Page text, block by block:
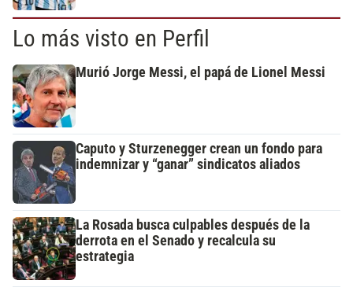
Lo más visto en Perfil
Murió Jorge Messi, el papá de Lionel Messi
Caputo y Sturzenegger crean un fondo para
indemnizar y “ganar” sindicatos aliados
La Rosada busca culpables después de la
derrota en el Senado y recalcula su
estrategia